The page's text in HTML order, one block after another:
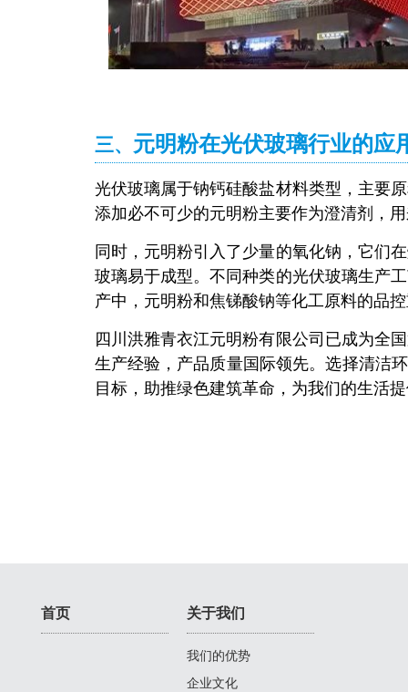
三、 元明粉在光伏玻璃行业的应
光伏玻璃属于钠钙硅酸盐材料类型，主要
添加必不可少的元明粉主要作为澄清剂，
同时，元明粉引入了少量的氧化钠，它们
玻璃易于成型。不同种类的光伏玻璃生产
产中，元明粉和焦锑酸钠等化工原料的品
四川洪雅青衣江元明粉有限公司已成为全
生产经验，产品质量国际领先。选择清洁
目标，助推绿色建筑革命，为我们的生活
首页 关于我们
我们的优势
企业文化